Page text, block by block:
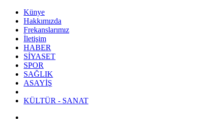
Künye
Hakkımızda
Frekanslarımız
İletişim
HABER
SİYASET
SPOR
SAĞLIK
ASAYİŞ
KÜLTÜR - SANAT